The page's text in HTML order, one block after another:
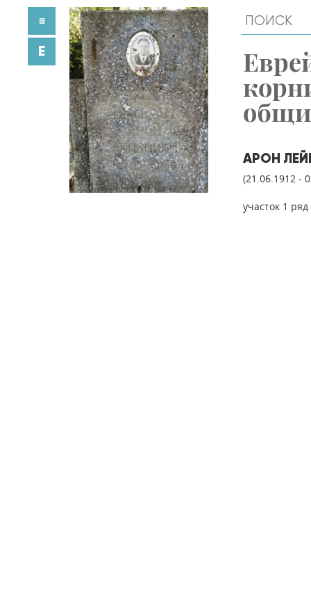
АРОН
(21.06.1912 -
участок 1
≡
E